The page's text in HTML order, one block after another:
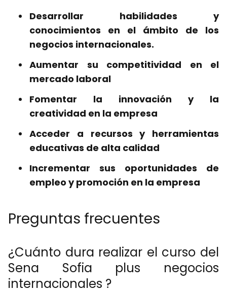
Desarrollar habilidades y
conocimientos en el ámbito de los
negocios internacionales.
Aumentar su competitividad en el
mercado laboral
Fomentar la innovación y la
creatividad en la empresa
Acceder a recursos y herramientas
educativas de alta calidad
Incrementar sus oportunidades de
empleo y promoción en la empresa
Preguntas frecuentes
¿Cuánto dura realizar el curso del
Sena Sofia plus negocios
internacionales ?